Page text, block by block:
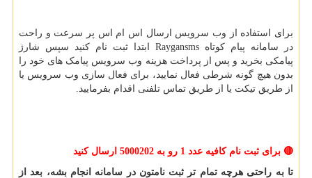
برای استفاده از وب سرویس ارسال اس ام اس پر سرعت و راحت
در سامانه پیام کوتاه Raygansms ابتدا ثبت نام کنید سپس شارژ
پیامکی بخرید و پس از پرداخت هزینه وب سرویس پیامک های خود را
بدون هیچ گونه شرطی فعال نمایید، برای فعال سازی وب سرویس یا
از طریق تیکت یا از طریق تماس تلفنی اقدام بفرمایید.
🔴 برای ثبت نام کافیه عدد 1 رو به 5000202 ارسال کنید
تا به راحتی هرچه تمام تر ثبت نامتون در سامانه انجام بشه، بعد از